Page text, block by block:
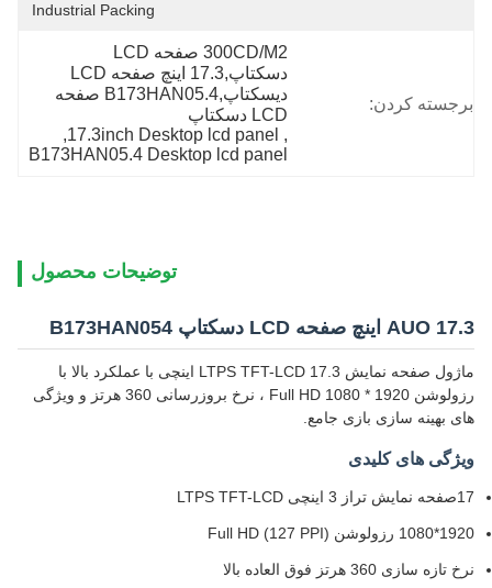
Industrial Packing
برجسته کردن:
300CD/M2 صفحه LCD
دسکتاپ,17.3 اينچ صفحه LCD
ديسکتاپ,B173HAN05.4 صفحه
LCD دسکتاپ
,
17.3inch Desktop lcd panel
,
B173HAN05.4 Desktop lcd panel
توضیحات محصول
AUO 17.3 اینچ صفحه LCD دسکتاپ B173HAN054
ماژول صفحه نمایش LTPS TFT-LCD 17.3 اینچی با عملکرد بالا با
رزولوشن 1920 * 1080 Full HD ، نرخ بروزرسانی 360 هرتز و ویژگی
های بهینه سازی بازی جامع.
ویژگی های کلیدی
17صفحه نمایش تراز 3 اینچی LTPS TFT-LCD
1920*1080 رزولوشن Full HD (127 PPI)
نرخ تازه سازی 360 هرتز فوق العاده بالا